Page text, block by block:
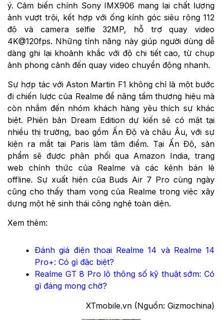
ý. Cảm biến chính Sony IMX906 mang lại chất lượng
ảnh vượt trội, kết hợp với ống kính góc siêu rộng 112
độ và camera selfie 32MP, hỗ trợ quay video
4K@120fps. Những tính năng này giúp người dùng dễ
dàng ghi lại khoảnh khắc với độ chi tiết cao, từ chụp
ảnh phong cảnh đến quay video chuyển động nhanh.
Sự hợp tác với Aston Martin F1 không chỉ là một bước
đi chiến lược của Realme để nâng tầm thương hiệu mà
còn nhắm đến nhóm khách hàng yêu thích sự khác
biệt. Phiên bản Dream Edition dự kiến sẽ có mặt tại
nhiều thị trường, bao gồm Ấn Độ và châu Âu, với sự
kiện ra mắt tại Paris làm tâm điểm. Tại Ấn Độ, sản
phẩm sẽ được phân phối qua Amazon India, trang
web chính thức của Realme và các kênh bán lẻ
offline. Sự xuất hiện của Buds Air 7 Pro cùng ngày
cũng cho thấy tham vọng của Realme trong việc xây
dựng một hệ sinh thái công nghệ toàn diện.
Xem thêm:
Đánh giá điện thoại Realme 14 và Realme 14
Pro+: Có gì đặc biệt?
Realme GT 8 Pro lộ thông số kỹ thuật sớm: Có
gì đáng mong chờ?
XTmobile.vn (Nguồn: Gizmochina)